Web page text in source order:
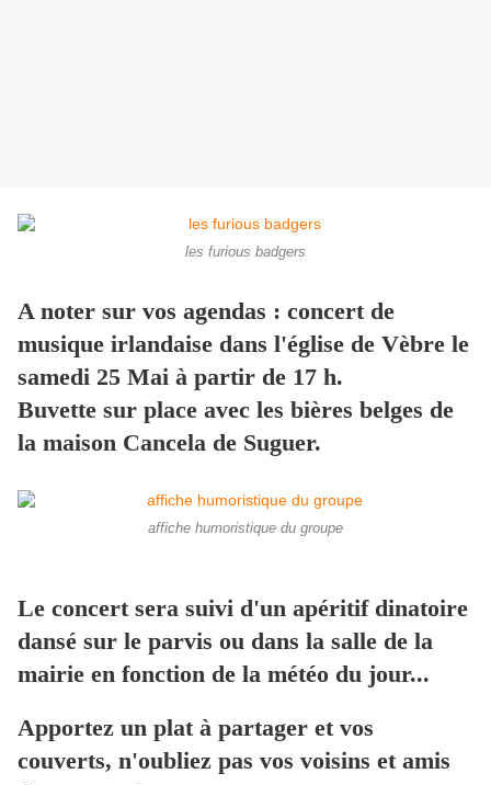
les furious badgers
A noter sur vos agendas : concert de
musique irlandaise dans l'église de Vèbre le
samedi 25 Mai à partir de 17 h.
Buvette sur place avec les bières belges de
la maison Cancela de Suguer.
affiche humoristique du groupe
Le concert sera suivi d'un apéritif dinatoire
dansé sur le parvis ou dans la salle de la
mairie en fonction de la météo du jour...
Apportez un plat à partager et vos
couverts, n'oubliez pas vos voisins et amis